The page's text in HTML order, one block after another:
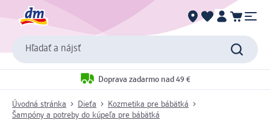
Hľadať a nájsť
Doprava zadarmo nad 49 €
Úvodná stránka Dieťa
Kozmetika pre bábätká
Šampóny a potreby do kúpeľa pre bábätká